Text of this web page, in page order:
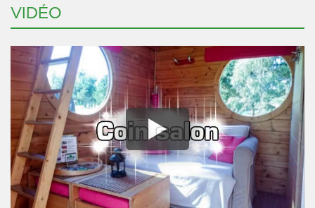
VIDÉO